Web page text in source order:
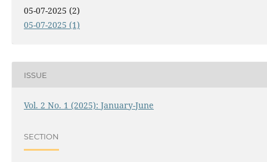
05-07-2025 (2)
05-07-2025 (1)
ISSUE
Vol. 2 No. 1 (2025): January-June
SECTION